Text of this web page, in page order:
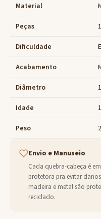
Material
Peças
Dificuldade
Acabamento
Diâmetro
Idade
Peso
Envio e Manuseio
Cada quebra-cabeça é
protetora pra evitar
madeira e metal são
reciclado.